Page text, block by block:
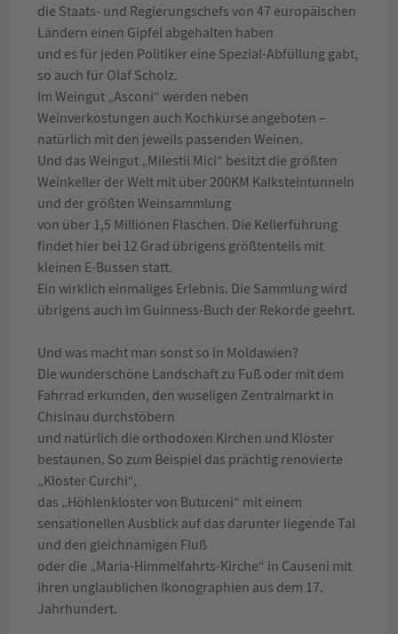
die Staats- und Regierungschefs von 47 europäischen
Ländern einen Gipfel abgehalten haben
und es für jeden Politiker eine Spezial-Abfüllung gabt,
so auch für Olaf Scholz.
Im Weingut „Asconi“ werden neben
Weinverkostungen auch Kochkurse angeboten –
natürlich mit den jeweils passenden Weinen.
Und das Weingut „Milestii Mici“ besitzt die größten
Weinkeller der Welt mit über 200KM Kalksteintunneln
und der größten Weinsammlung
von über 1,5 Millionen Flaschen. Die Kellerführung
findet hier bei 12 Grad übrigens größtenteils mit
kleinen E-Bussen statt.
Ein wirklich einmaliges Erlebnis. Die Sammlung wird
übrigens auch im Guinness-Buch der Rekorde geehrt.
Und was macht man sonst so in Moldawien?
Die wunderschöne Landschaft zu Fuß oder mit dem
Fahrrad erkunden, den wuseligen Zentralmarkt in
Chisinau durchstöbern
und natürlich die orthodoxen Kirchen und Klöster
bestaunen. So zum Beispiel das prächtig renovierte
„Kloster Curchi“,
das „Höhlenkloster von Butuceni“ mit einem
sensationellen Ausblick auf das darunter liegende Tal
und den gleichnamigen Fluß
oder die „Maria-Himmelfahrts-Kirche“ in Causeni mit
ihren unglaublichen Ikonographien aus dem 17.
Jahrhundert.